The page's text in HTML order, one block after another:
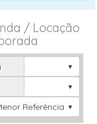
/ Locação
Referência